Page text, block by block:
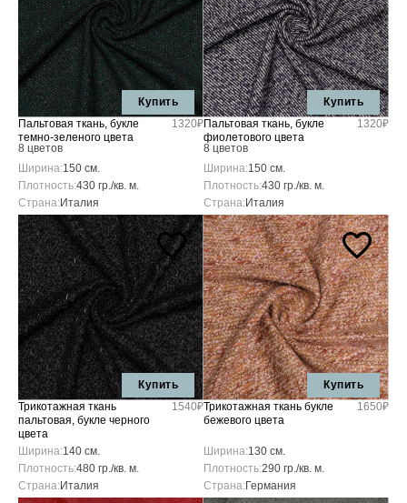
Купить
Пальтовая ткань, букле
темно-зеленого цвета
8 цветов
1320₽
Ширина:150 см.
Плотность:430 гр./кв. м.
Страна:Италия
Купить
Пальтовая ткань, букле
фиолетового цвета
8 цветов
1320₽
Ширина:150 см.
Плотность:430 гр./кв. м.
Страна:Италия
Купить
Трикотажная ткань
пальтовая, букле черного
цвета
1540₽
Ширина:140 см.
Плотность:480 гр./кв. м.
Страна:Италия
Купить
Трикотажная ткань букле
бежевого цвета
1650₽
Ширина:130 см.
Плотность:290 гр./кв. м.
Страна:Германия